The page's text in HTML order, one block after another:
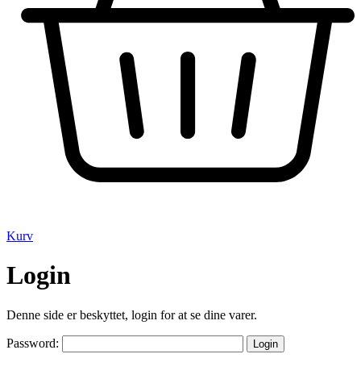
Kurv
Login
Denne side er beskyttet, login for at se dine varer.
Password: